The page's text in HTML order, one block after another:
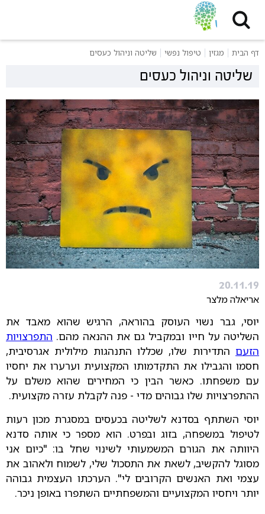
דף הבית מגזין טיפול נפשי שליטה וניהול כעסים
שליטה וניהול כעסים
20.11.19
אריאלה מלצר
יוסי, גבר נשוי העוסק בהוראה, הרגיש שהוא מאבד את
השליטה על חייו ובמקביל גם את ההנאה מהם. התפרצויות
הזעם התדירות שלו, שכללו התנהגות מילולית אגרסיבית,
חסמו והגבילו את התקדמותו המקצועית וערערו את יחסיו
עם משפחתו. כאשר הבין כי המחירים שהוא משלם על
ההתפרצויות שלו גבוהים מדי - פנה לקבלת עזרה מקצועית.
יוסי השתתף בסדנא לשליטה בכעסים במסגרת מכון רעות
לטיפול במשפחה, בזוג ובפרט. הוא מספר כי אותה סדנא
היוותה את הגורם המשמעותי לשינוי שחל בו: "כיום אני
מסוגל להקשיב, לשאת את התסכול שלי, לשמוח ולאהוב את
עצמי ואת האנשים הקרובים לי". הערכתו העצמית גבוהה
יותר ויחסיו המקצועיים והמשפחתיים השתפרו באופן ניכר.